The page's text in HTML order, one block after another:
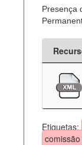
Presença
Etiquetas: